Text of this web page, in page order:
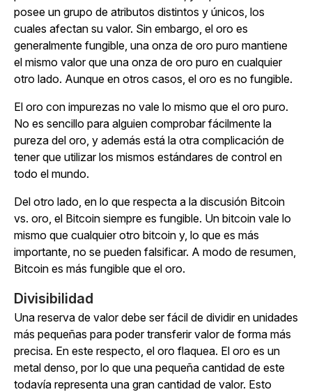
posee un grupo de atributos distintos y únicos, los
cuales afectan su valor. Sin embargo, el oro es
generalmente fungible, una onza de oro puro mantiene
el mismo valor que una onza de oro puro en cualquier
otro lado. Aunque en otros casos, el oro es no fungible.
El oro con impurezas no vale lo mismo que el oro puro.
No es sencillo para alguien comprobar fácilmente la
pureza del oro, y además está la otra complicación de
tener que utilizar los mismos estándares de control en
todo el mundo.
Del otro lado, en lo que respecta a la discusión Bitcoin
vs. oro, el Bitcoin siempre es fungible. Un bitcoin vale lo
mismo que cualquier otro bitcoin y, lo que es más
importante, no se pueden falsificar. A modo de resumen,
Bitcoin es más fungible que el oro.
Divisibilidad
Una reserva de valor debe ser fácil de dividir en unidades
más pequeñas para poder transferir valor de forma más
precisa. En este respecto, el oro flaquea. El oro es un
metal denso, por lo que una pequeña cantidad de este
todavía representa una gran cantidad de valor. Esto